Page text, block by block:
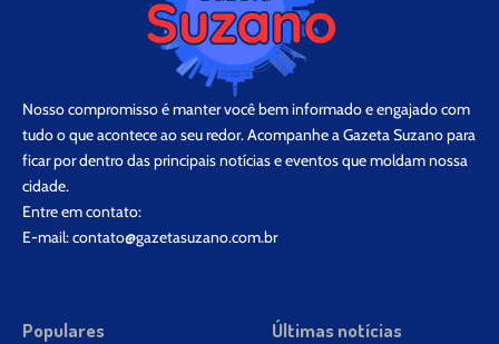
Nosso compromisso é manter você bem informado e engajado com
tudo o que acontece ao seu redor. Acompanhe a Gazeta Suzano para
ficar por dentro das principais notícias e eventos que moldam nossa
cidade.
Entre em contato:
E-mail:contato@gazetasuzano.com.br
Populares Últimas notícias